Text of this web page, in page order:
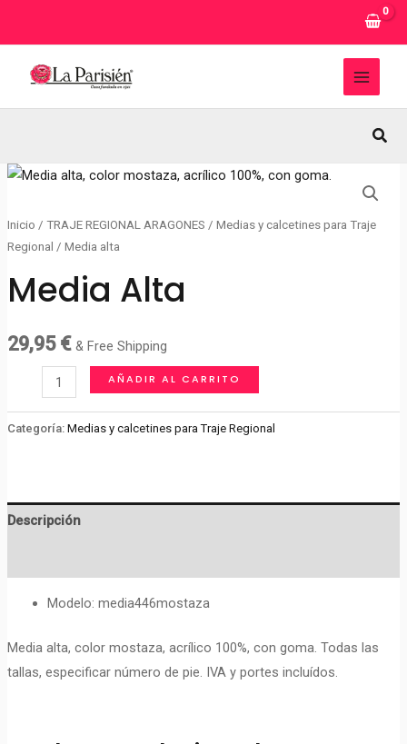
MAIN
Inicio / TRAJE REGIONAL ARAGONES / Medias y calcetines para Traje
Regional / Media alta
Media Alta
29,95 € & Free Shipping
cantidad
AÑADIR AL CARRITO
Categoría: Medias y calcetines para Traje Regional
Descripción
Modelo: media446mostaza
Media alta, color mostaza, acrílico 100%, con goma. Todas las
tallas, especificar número de pie. IVA y portes incluídos.